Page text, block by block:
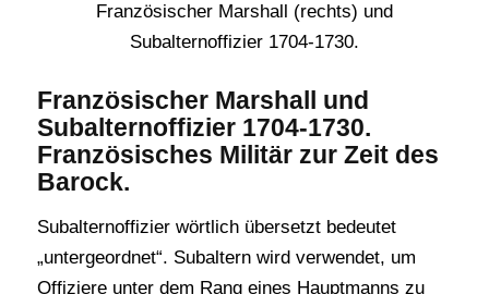
Französischer Marshall (rechts) und
Subalternoffizier 1704-1730.
Französischer Marshall und
Subalternoffizier 1704-1730.
Französisches Militär zur Zeit des
Barock.
Subalternoffizier wörtlich übersetzt bedeutet
„untergeordnet“. Subaltern wird verwendet, um
Offiziere unter dem Rang eines Hauptmanns zu